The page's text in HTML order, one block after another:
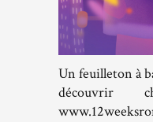
Un feuilleton à
découvrir